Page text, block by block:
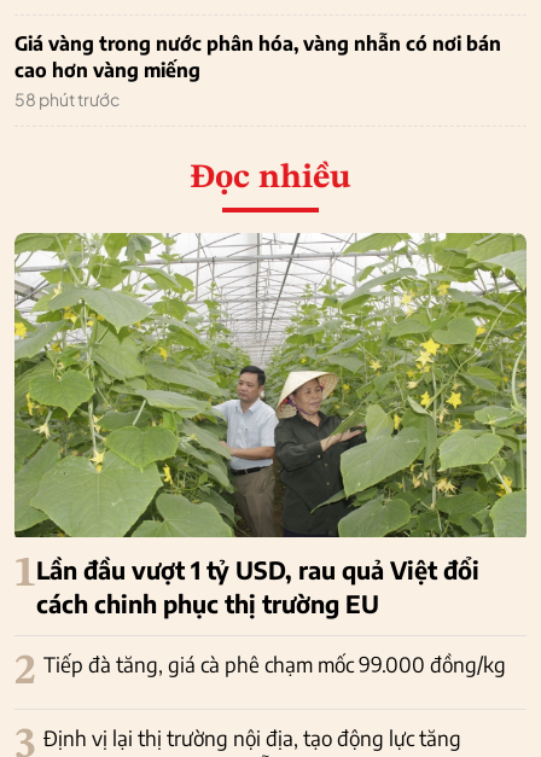
Giá vàng trong nước phân hóa, vàng nhẫn có nơi bán
cao hơn vàng miếng
58 phút trước
Đọc nhiều
1Lần đầu vượt 1 tỷ USD, rau quả Việt đổi
cách chinh phục thị trường EU
2 Tiếp đà tăng, giá cà phê chạm mốc 99.000 đồng/kg
3 Định vị lại thị trường nội địa, tạo động lực tăng